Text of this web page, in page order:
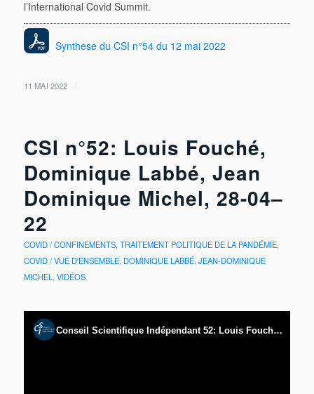
l’International Covid Summit.
Synthese du CSI n°54 du 12 mai 2022
11 MAI 2022 /
CSI n°52: Louis Fouché,
Dominique Labbé, Jean
Dominique Michel, 28-04–
22
COVID / CONFINEMENTS, TRAITEMENT POLITIQUE DE LA PANDÉMIE,
COVID / VUE D'ENSEMBLE, DOMINIQUE LABBÉ, JEAN-DOMINIQUE
MICHEL
VIDÉOS